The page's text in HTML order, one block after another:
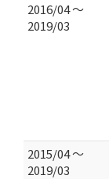
2016/04 ～
2019/03
2015/04 ～
2019/03